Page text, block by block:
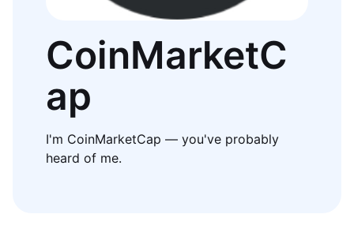
CoinMarketC
ap
I'm CoinMarketCap — you've probably
heard of me.